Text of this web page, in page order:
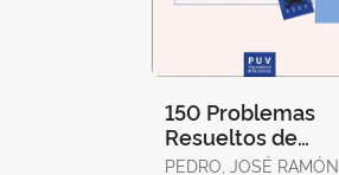
150 Problemas
Resueltos de
Síntesis Orgánica
PEDRO, JOSÉ RAMÓN /